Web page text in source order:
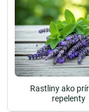
Rastliny ako
repelenty